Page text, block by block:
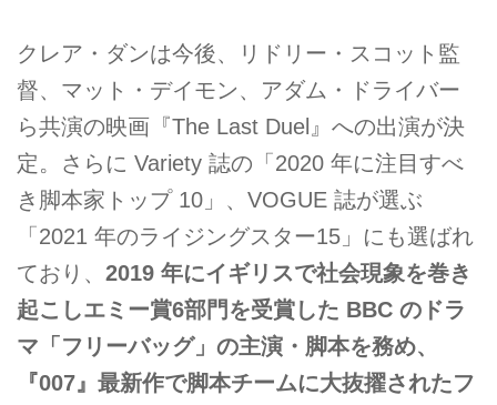
クレア・ダンは今後、リドリー・スコット監
督、マット・デイモン、アダム・ドライバー
ら共演の映画『The Last Duel』への出演が決
定。さらに Variety 誌の「2020 年に注目すべ
き脚本家トップ 10」、VOGUE 誌が選ぶ
「2021 年のライジングスター15」にも選ばれ
ており、 2019 年にイギリスで社会現象を巻き
起こしエミー賞6部門を受賞した BBC のドラ
マ「フリーバッグ」の主演・脚本を務め、
『007』最新作で脚本チームに大抜擢されたフ